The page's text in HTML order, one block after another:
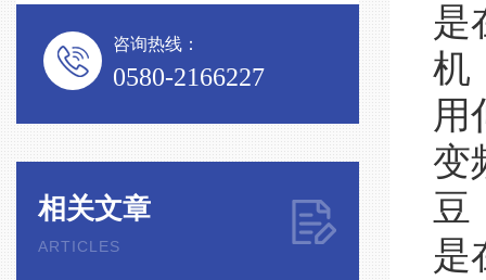
咨询热线：
0580-2166227
相关文章
ARTICLES
是
机
用
变
豆
是